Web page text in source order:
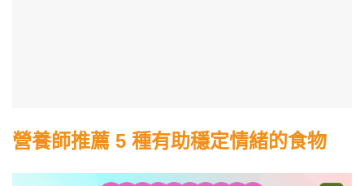
營養師推薦 5 種有助穩定情緒的食物